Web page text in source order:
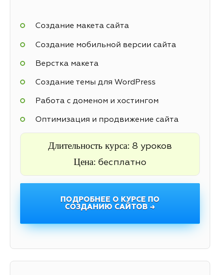
Создание макета сайта
Создание мобильной версии сайта
Верстка макета
Создание темы для WordPress
Работа с доменом и хостингом
Оптимизация и продвижение сайта
Длительность курса: 8 уроков
Цена: бесплатно
ПОДРОБНЕЕ О КУРСЕ ПО
СОЗДАНИЮ САЙТОВ →